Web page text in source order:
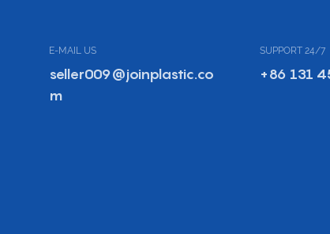
E-MAIL US
seller009@joinplastic.co
m
SUPPORT 24/7
+86 131